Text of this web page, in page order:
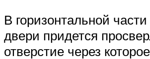
В горизонтальной
двери придется
отверстие через